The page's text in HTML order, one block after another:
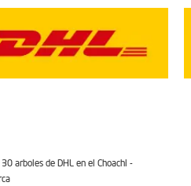
arboles de DHL en el Choachi -